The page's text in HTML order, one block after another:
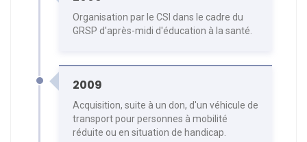
Organisation par le CSI dans le cadre du
GRSP d'après-midi d'éducation à la santé.
2009
Acquisition, suite à un don, d'un véhicule de
transport pour personnes à mobilité
réduite ou en situation de handicap.